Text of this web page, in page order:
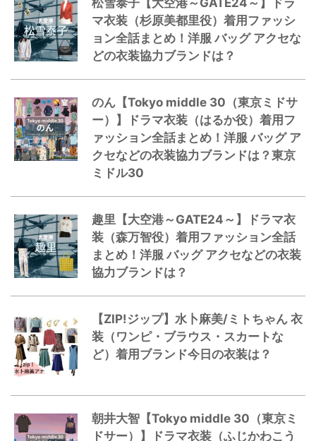
マ衣装（杉原美都里役）着用ファッシ
ョン全話まとめ！洋服 バッグ アクセな
どの衣装協力ブランドは？
のん【Tokyo middle 30（東京ミドサ
ー）】ドラマ衣装（はるか役）着用フ
ァッション全話まとめ！洋服 バッグ ア
クセなどの衣装協力ブランドは？東京
ミドル30
趣里【大空港～GATE24～】ドラマ衣
装（森万智役）着用ファッション全話
まとめ！洋服 バッグ アクセなどの衣装
協力ブランドは？
【ZIP!ジップ】水卜麻美/ミトちゃん 衣
装（ワンピ・ブラウス・スカートな
ど）着用ブランド今日の衣装は？
朝井大智【Tokyo middle 30（東京ミ
ドサー）】ドラマ衣装（ふじかわこう